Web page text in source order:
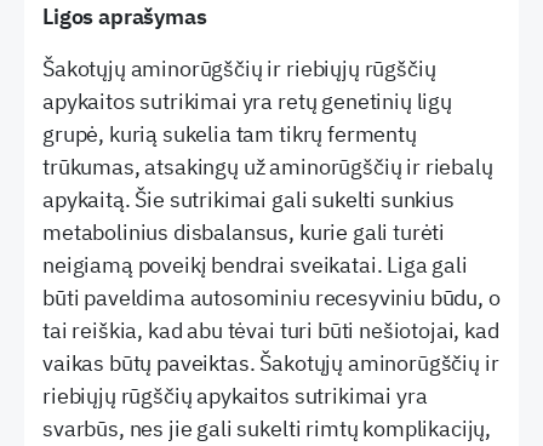
Ligos aprašymas
Šakotųjų aminorūgščių ir riebiųjų rūgščių
apykaitos sutrikimai yra retų genetinių ligų
grupė, kurią sukelia tam tikrų fermentų
trūkumas, atsakingų už aminorūgščių ir riebalų
apykaitą. Šie sutrikimai gali sukelti sunkius
metabolinius disbalansus, kurie gali turėti
neigiamą poveikį bendrai sveikatai. Liga gali
būti paveldima autosominiu recesyviniu būdu, o
tai reiškia, kad abu tėvai turi būti nešiotojai, kad
vaikas būtų paveiktas. Šakotųjų aminorūgščių ir
riebiųjų rūgščių apykaitos sutrikimai yra
svarbūs, nes jie gali sukelti rimtų komplikacijų,